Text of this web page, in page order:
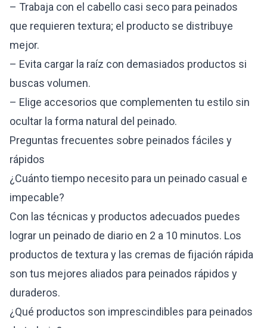
– Trabaja con el cabello casi seco para peinados
que requieren textura; el producto se distribuye
mejor.
– Evita cargar la raíz con demasiados productos si
buscas volumen.
– Elige accesorios que complementen tu estilo sin
ocultar la forma natural del peinado.
Preguntas frecuentes sobre peinados fáciles y
rápidos
¿Cuánto tiempo necesito para un peinado casual e
impecable?
Con las técnicas y productos adecuados puedes
lograr un peinado de diario en 2 a 10 minutos. Los
productos de textura y las cremas de fijación rápida
son tus mejores aliados para peinados rápidos y
duraderos.
¿Qué productos son imprescindibles para peinados